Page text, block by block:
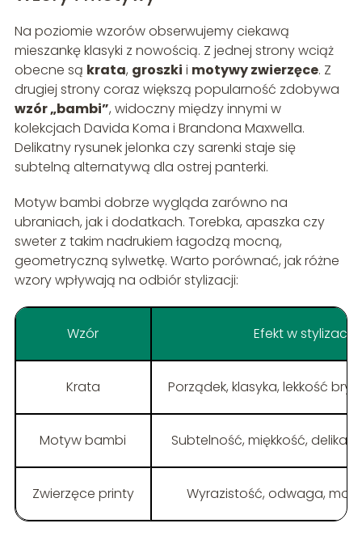
Na poziomie wzorów obserwujemy ciekawą
mieszankę klasyki z nowością. Z jednej strony wciąż
obecne są krata, groszki i motywy zwierzęce. Z
drugiej strony coraz większą popularność zdobywa
wzór „bambi”, widoczny między innymi w
kolekcjach Davida Koma i Brandona Maxwella.
Delikatny rysunek jelonka czy sarenki staje się
subtelną alternatywą dla ostrej panterki.
Motyw bambi dobrze wygląda zarówno na
ubraniach, jak i dodatkach. Torebka, apaszka czy
sweter z takim nadrukiem łagodzą mocną,
geometryczną sylwetkę. Warto porównać, jak różne
wzory wpływają na odbiór stylizacji:
Wzór Efekt w stylizacji
Krata Porządek, klasyka, lekkość
Motyw bambi Subtelność, miękkość,
Zwierzęce printy Wyrazistość, odwaga,